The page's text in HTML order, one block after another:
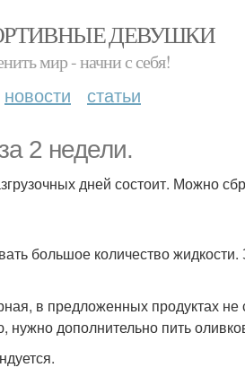
ДЕВУШКИ
мир - начни с себя!
новости статьи
2 недели.
дней состоит. Можно
большое количество
в предложенных продуктах
нужно дополнительно пить